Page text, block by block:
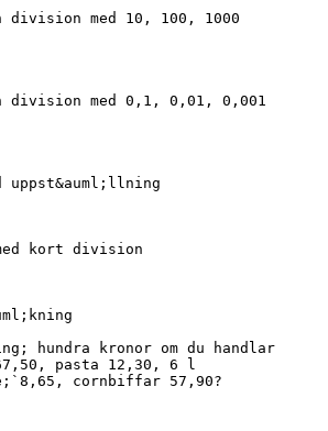
med 10, 100, 1000
med 0,1, 0,01, 0,001
kort division
hundra kronor om du handlar
pasta 12,30, 6 l